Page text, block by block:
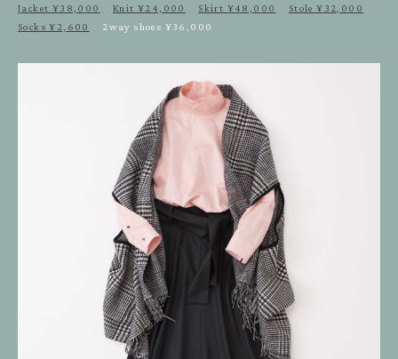
Jacket ¥38,000 Knit ¥24,000 Skirt ¥48,000
Stole ¥32,000
Socks ¥2,600
2way shoes ¥36,000